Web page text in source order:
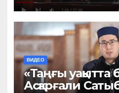
ВИДЕО
«Таңғы уақытта
Асқарғали